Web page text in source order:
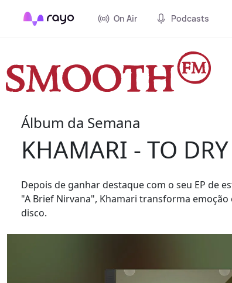
On Air Podcasts
Álbum da Semana
KHAMARI - TO
Depois de ganhar destaque com o seu EP de
"A Brief Nirvana", Khamari transforma
disco.